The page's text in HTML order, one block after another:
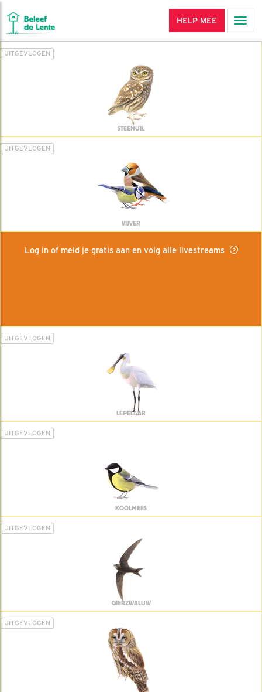
HELP MEE
UITGEVLOGEN
STEENUIL
UITGEVLOGEN
VIJVER
Log in of meld je gratis aan en volg alle livestreams
UITGEVLOGEN
LEPELAAR
UITGEVLOGEN
KOOLMEES
UITGEVLOGEN
GIERZWALUW
UITGEVLOGEN